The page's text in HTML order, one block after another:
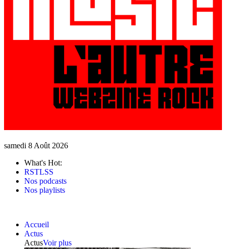
samedi 8 Août 2026
What's Hot:
RSTLSS
Nos podcasts
Nos playlists
Accueil
Actus
ActusVoir plus